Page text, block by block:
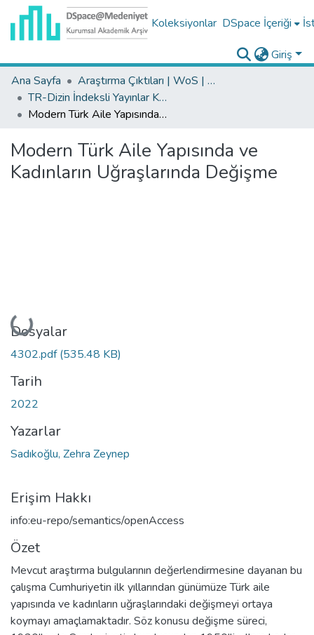
Koleksiyonlar DSpace İçeriği
Giriş
Ana Sayfa
Araştırma Çıktıları | WoS | Scopus | TR-Dizin | PubMed
TR-Dizin İndeksli Yayınlar Koleksiyonu
Modern Türk Aile Yapısında ve Kadınların Uğraşlarında Değişme
Modern Türk Aile Yapısında ve
Kadınların Uğraşlarında Değişme
Yükleniyor...
Dosyalar
4302.pdf(535.48 KB)
Tarih
2022
Yazarlar
Sadıkoğlu, Zehra Zeynep
Erişim Hakkı
info:eu-repo/semantics/openAccess
Özet
Mevcut araştırma bulgularının değerlendirmesine dayanan bu
çalışma Cumhuriyetin ilk yıllarından günümüze Türk aile
yapısında ve kadınların uğraşlarındaki değişmeyi ortaya
koymayı amaçlamaktadır. Söz konusu değişme süreci,